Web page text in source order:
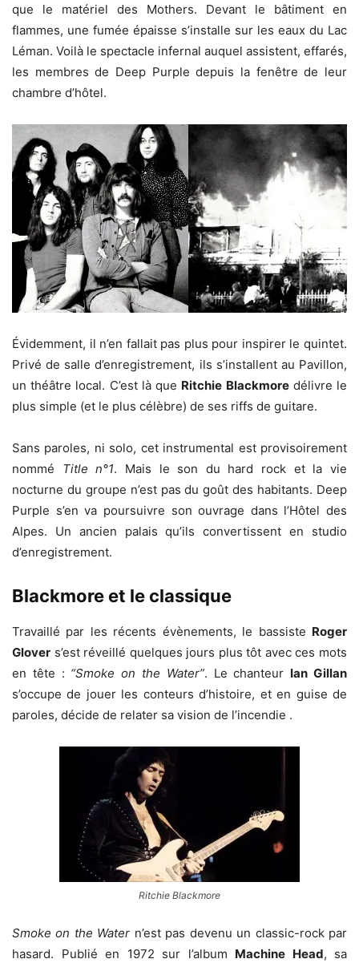
que le matériel des Mothers. Devant le bâtiment en
flammes, une fumée épaisse s’installe sur les eaux du Lac
Léman. Voilà le spectacle infernal auquel assistent, effarés,
les membres de Deep Purple depuis la fenêtre de leur
chambre d’hôtel.
Évidemment, il n’en fallait pas plus pour inspirer le quintet.
Privé de salle d’enregistrement, ils s’installent au Pavillon,
un théâtre local. C’est là que Ritchie Blackmoredélivre le
plus simple (et le plus célèbre) de ses riffs de guitare.
Sans paroles, ni solo, cet instrumental est provisoirement
nommé Title n°1. Mais le son du hard rock et la vie
nocturne du groupe n’est pas du goût des habitants. Deep
Purple s’en va poursuivre son ouvrage dans l’Hôtel des
Alpes. Un ancien palais qu’ils convertissent en studio
d’enregistrement.
Blackmore et le classique
Travaillé par les récents évènements, le bassiste Roger
Glover s’est réveillé quelques jours plus tôt avec ces mots
en tête : “Smoke on the Water”. Le chanteur Ian Gillan
s’occupe de jouer les conteurs d’histoire, et en guise de
paroles, décide de relater sa vision de l’incendie .
Ritchie Blackmore
Smoke on the Water n’est pas devenu un classic-rock par
hasard. Publié en 1972 sur l’album Machine Head, sa